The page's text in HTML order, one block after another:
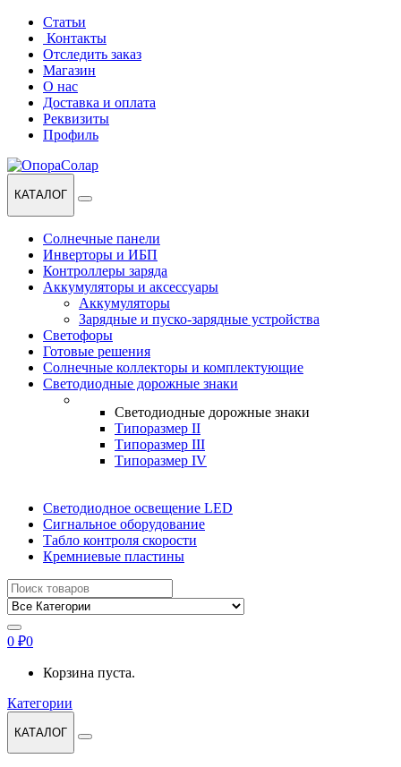
Перейти
навигации
Перейти
содержанию
Статьи
Контакты
Отследить заказ
Магазин
О нас
Доставка и оплата
Реквизиты
Профиль
КАТАЛОГ
Солнечные панели
Инверторы и ИБП
Контроллеры заряда
Аккумуляторы и аксессуары
Аккумуляторы
Зарядные и пуско-зарядные устройства
Светофоры
Готовые решения
Солнечные коллекторы и комплектующие
Светодиодные дорожные знаки
Светодиодные дорожные знаки
Типоразмер II
Типоразмер III
Типоразмер IV
Светодиодное освещение LED
Сигнальное оборудование
Табло контроля скорости
Кремниевые пластины
Найти:
0 ₽0
Корзина пуста.
Категории
КАТАЛОГ